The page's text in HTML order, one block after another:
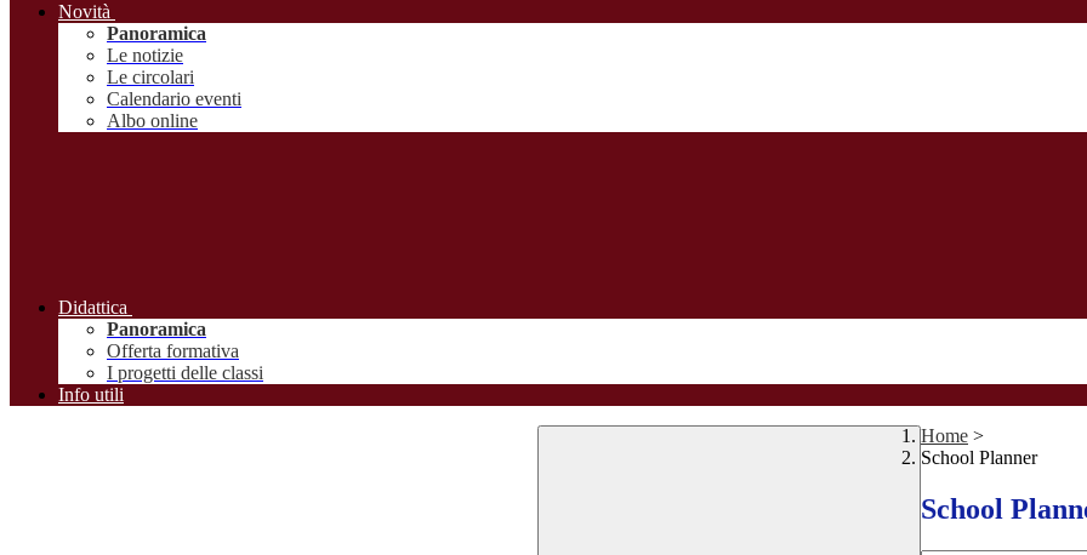
Novità
Panoramica
Le notizie
Le circolari
Calendario eventi
Albo online
Didattica
Panoramica
Offerta formativa
I progetti delle classi
Info utili
Home >
School Planner
School